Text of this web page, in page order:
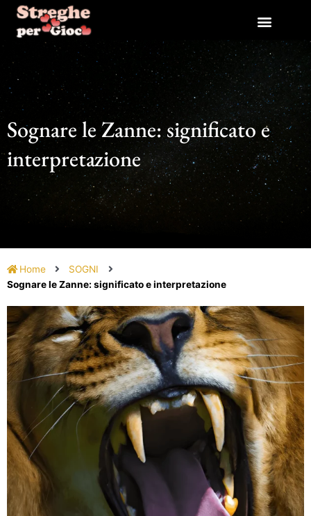
contenuto
Sognare le Zanne: significato e
interpretazione
Home
SOGNI
Sognare le Zanne: significato e interpretazione